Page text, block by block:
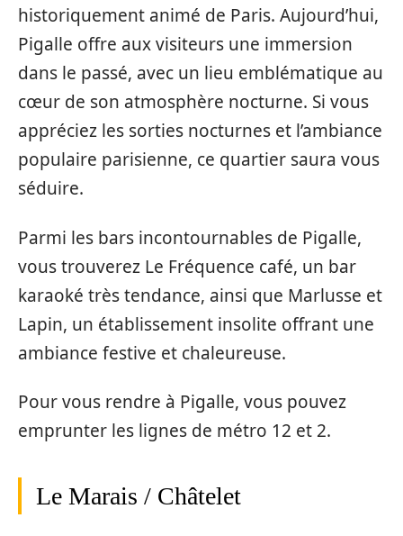
historiquement animé de Paris. Aujourd’hui,
Pigalle offre aux visiteurs une immersion
dans le passé, avec un lieu emblématique au
cœur de son atmosphère nocturne. Si vous
appréciez les sorties nocturnes et l’ambiance
populaire parisienne, ce quartier saura vous
séduire.
Parmi les bars incontournables de Pigalle,
vous trouverez Le Fréquence café, un bar
karaoké très tendance, ainsi que Marlusse et
Lapin, un établissement insolite offrant une
ambiance festive et chaleureuse.
Pour vous rendre à Pigalle, vous pouvez
emprunter les lignes de métro 12 et 2.
Le Marais / Châtelet